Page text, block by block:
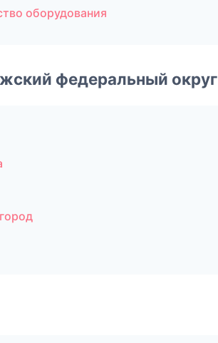
оборудования
федеральный округ